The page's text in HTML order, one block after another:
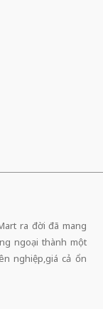
ra đời đã mang
ngoại thành một
nghiệp,giá cả ổn